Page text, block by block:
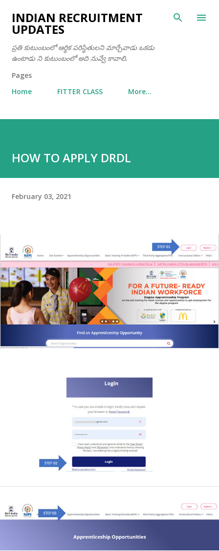
Skip to main content
INDIAN RECRUITMENT
UPDATES
ప్రతి కుటుంబంలో ఆర్థిక పరిస్థితులని మార్చేవాడు ఒకడు
ఉంటాడు ని కుటుంబంలో అది నువ్వే కావాలి.
Pages
Home
FITTER CLASS More…
HOW TO APPLY DRDL
February 03, 2021